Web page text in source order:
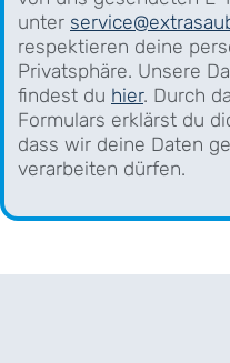
unter
respektieren deine
Privatsphäre. Unsere
findest du hier. Durch
Formulars erklärst du
dass wir deine Daten
verarbeiten dürfen.